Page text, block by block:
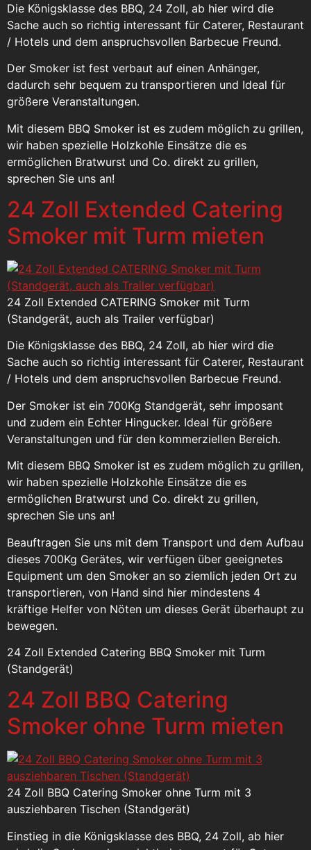
Die Königsklasse des BBQ, 24 Zoll, ab hier wird die
Sache auch so richtig interessant für Caterer, Restaurant
/ Hotels und dem anspruchsvollen Barbecue Freund.
Der Smoker ist fest verbaut auf einen Anhänger,
dadurch sehr bequem zu transportieren und Ideal für
größere Veranstaltungen.
Mit diesem BBQ Smoker ist es zudem möglich zu grillen,
wir haben spezielle Holzkohle Einsätze die es
ermöglichen Bratwurst und Co. direkt zu grillen,
sprechen Sie uns an!
24 Zoll Extended Catering
Smoker mit Turm mieten
24 Zoll Extended CATERING Smoker mit Turm
(Standgerät, auch als Trailer verfügbar)
Die Königsklasse des BBQ, 24 Zoll, ab hier wird die
Sache auch so richtig interessant für Caterer, Restaurant
/ Hotels und dem anspruchsvollen Barbecue Freund.
Der Smoker ist ein 700Kg Standgerät, sehr imposant
und zudem ein Echter Hingucker. Ideal für größere
Veranstaltungen und für den kommerziellen Bereich.
Mit diesem BBQ Smoker ist es zudem möglich zu grillen,
wir haben spezielle Holzkohle Einsätze die es
ermöglichen Bratwurst und Co. direkt zu grillen,
sprechen Sie uns an!
Beauftragen Sie uns mit dem Transport und dem Aufbau
dieses 700Kg Gerätes, wir verfügen über geeignetes
Equipment um den Smoker an so ziemlich jeden Ort zu
transportieren, von Hand sind hier mindestens 4
kräftige Helfer von Nöten um dieses Gerät überhaupt zu
bewegen.
24 Zoll Extended Catering BBQ Smoker mit Turm
(Standgerät)
24 Zoll BBQ Catering
Smoker ohne Turm mieten
24 Zoll BBQ Catering Smoker ohne Turm mit 3
ausziehbaren Tischen (Standgerät)
Einstieg in die Königsklasse des BBQ, 24 Zoll, ab hier